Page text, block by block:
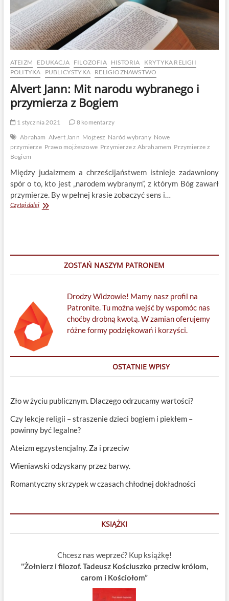
ATEIZM EDUKACJA FILOZOFIA HISTORIA
KRYTYKA RELIGII
POLITYKA
PUBLICYSTYKA RELIGIOZNAWSTWO
Alvert Jann: Mit narodu wybranego i
przymierza z Bogiem
1 stycznia 2021
8 komentarzy
Abraham Alvert Jann Mojżesz Naród wybrany Nowe
przymierze Prawo mojżeszowe Przymierze z Abrahamem Przymierze z
Bogiem
Między judaizmem a chrześcijaństwem istnieje zadawniony
spór o to, kto jest „narodem wybranym”, z którym Bóg zawarł
przymierze. By w pełnej krasie zobaczyć sens i…
Czytaj dalejAlvert
ZOSTAŃ NASZYM PATRONEM
Drodzy Widzowie! Mamy nasz profil na
Patronite. Tu można wejść by wspomóc nas
choćby drobną kwotą. W zamian oferujemy
różne formy podziękowań i korzyści.
OSTATNIE WPISY
Zło w życiu publicznym. Dlaczego odrzucamy wartości?
Czy lekcje religii – straszenie dzieci bogiem i piekłem –
powinny być legalne?
Ateizm egzystencjalny. Za i przeciw
Wieniawski odzyskany przez barwy.
Romantyczny skrzypek w czasach chłodnej dokładności
KSIĄŻKI
Chcesz nas weprzeć? Kup książkę!
"Żołnierz i filozof. Tadeusz Kościuszko przeciw królom,
carom i Kościołom”